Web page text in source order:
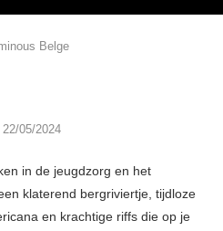
Belge
22/05/2024
in de jeugdzorg en het
klaterend bergriviertje, tijdloze
en krachtige riffs die op je